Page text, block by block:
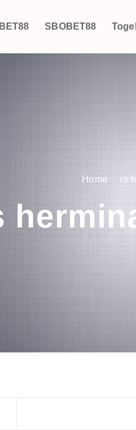
SBOBET88
Home rs